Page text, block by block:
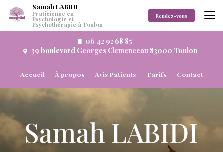
Aller
06 42 92 68 85
39 boulevard Georges Clemenceau 83000 Toulon
Accueil À propos Avis Patients Tarifs Contact
Samah LABIDI
Praticienne en
Psychologie et
Psychothérapie à Toulon
Rendez-vous